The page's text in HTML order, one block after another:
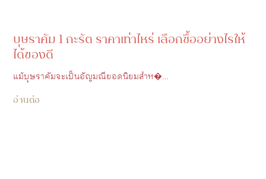
บุษราคัม 1 กะรัต ราคาเท่าไหร่ เลือกซื้ออย่างไรให้
ได้ของดี
แม้บุษราคัมจะเป็นอัญมณียอดนิยมสำห�…
อ่านต่อ